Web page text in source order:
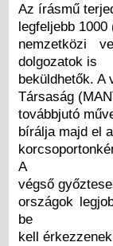
Az írásmű
legfeljebb
nemzetközi
dolgozatok is
beküldhetők. A
Társaság
továbbjutó
bírálja majd el
A
végső
országok
be
kell